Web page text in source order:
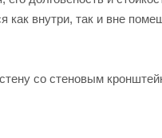
внутри, так и вне
со стеновым